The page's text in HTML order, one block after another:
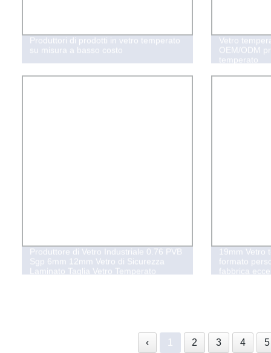
Produttori di prodotti in vetro temperato
su misura a basso costo
Vetro
OEM/ODM
temperato
Produttore di Vetro Industriale 0.76 PVB
Sgp 6mm 12mm Vetro di Sicurezza
Laminato Taglia Vetro Temperato
19mm
formato
fabbrica
‹ 1 2 3 4 5